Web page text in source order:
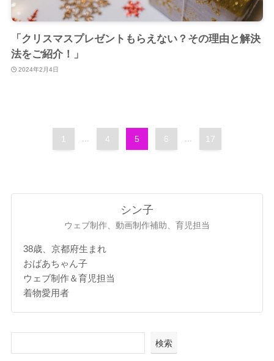
「クリスマスプレゼントもらえない？その理由と解決
法をご紹介！」
2024年2月4日
1 ... 4 5 6 ... 17
シン子
ウェブ制作、動画制作補助、育児担当
38歳、京都府生まれ
おばあちゃん子
ウェブ制作＆育児担当
着物愛用者
検索